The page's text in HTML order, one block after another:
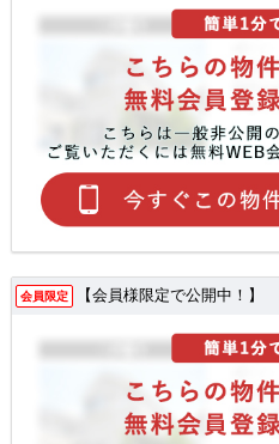
会員限定 【会員様限定で公開中！】